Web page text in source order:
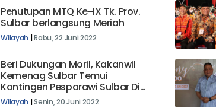
Penutupan MTQ Ke-IX Tk. Prov.
Sulbar berlangsung Meriah
Wilayah |Rabu, 22 Juni 2022
Beri Dukungan Moril, Kakanwil
Kemenag Sulbar Temui
Kontingen Pesparawi Sulbar Di
DIY
Wilayah |Senin, 20 Juni 2022